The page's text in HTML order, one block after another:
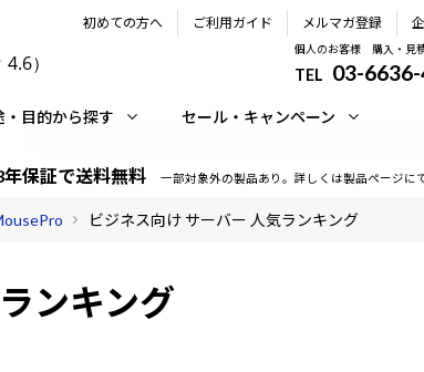
4.6）
初めての方へ ご利用ガイド メルマガ登録
個人のお客様 購入・見
TEL 03-
・目的から探す セール・キャンペーン
保証で送料無料 一部対象外の製品あり。詳しくは製品ページに
ビジネス向け サーバー 人気ランキング
ンキング